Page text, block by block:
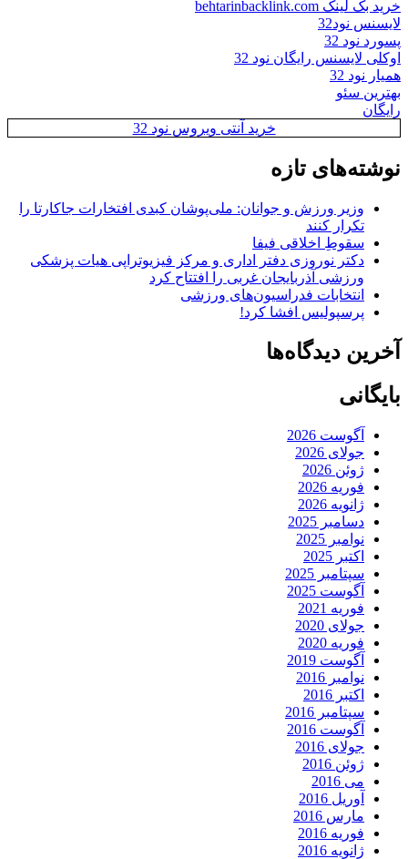
خرید بک لینک behtarinbacklink.com
لایسنس نود32
پسورد نود 32
اوکلی لایسنس رایگان نود 32
همیار نود 32
بهترین سئو
رایگان
خرید آنتی ویروس نود 32
نوشته‌های تازه
وزیر ورزش و جوانان: ملی‌پوشان کبدی افتخارات جاکارتا را
تکرار کنند
سقوطِ اخلاقی فیفا
دکتر نوروزی دفتر اداری و مرکز فیزیوتراپی هیات پزشکی
ورزشی آذربایجان غربی را افتتاح کرد
انتخابات فدراسیون‌های ورزشی
پرسپولیس افشا کرد!
آخرین دیدگاه‌ها
بایگانی
آگوست 2026
جولای 2026
ژوئن 2026
فوریه 2026
ژانویه 2026
دسامبر 2025
نوامبر 2025
اکتبر 2025
سپتامبر 2025
آگوست 2025
فوریه 2021
جولای 2020
فوریه 2020
آگوست 2019
نوامبر 2016
اکتبر 2016
سپتامبر 2016
آگوست 2016
جولای 2016
ژوئن 2016
می 2016
آوریل 2016
مارس 2016
فوریه 2016
ژانویه 2016